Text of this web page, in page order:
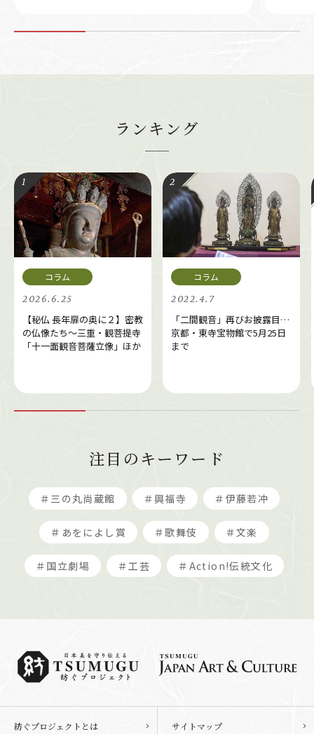
ランキング
2026.6.25
【秘仏 長年扉の奥に２】密教
の仏像たち～三重・観菩提寺
「十一面観音菩薩立像」ほか
2022.4.7
「二間観音」再びお披露目…
京都・東寺宝物館で5月25日
まで
注目のキーワード
＃三の丸尚蔵館 ＃興福寺 ＃伊藤若冲
＃あをによし賞 ＃歌舞伎 ＃文楽
＃国立劇場 ＃工芸 ＃Action!伝統文化
紡ぐプロジェクトとは サイトマップ